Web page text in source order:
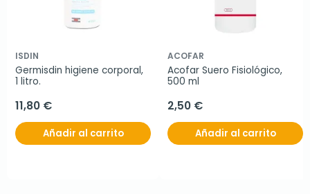
ISDIN
Germisdin higiene corporal,
1 litro.
11,80 €
Añadir al carrito
ACOFAR
Acofar Suero Fisiológico,
500 ml
2,50 €
Añadir al carrito